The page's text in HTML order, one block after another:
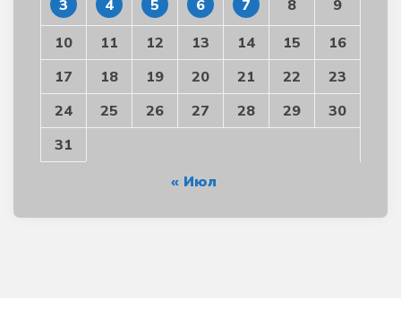
3 4 5 6 7 8 9
10 11 12 13 14 15
16
17
18 19 20 21 22
23
24
25 26 27 28 29
30
31
« Июл